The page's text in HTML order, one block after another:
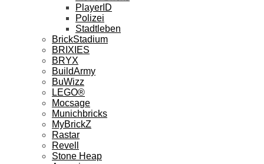
PlayerID
Polizei
Stadtleben
BrickStadium
BRIXIES
BRYX
BuildArmy
BuWizz
LEGO®
Mocsage
Munichbricks
MyBrickZ
Rastar
Revell
Stone Heap